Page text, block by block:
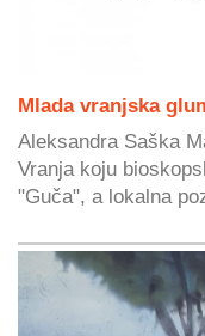
Mlada vranjska
Aleksandra Saška
Vranja koju
"Guča", a lokalna